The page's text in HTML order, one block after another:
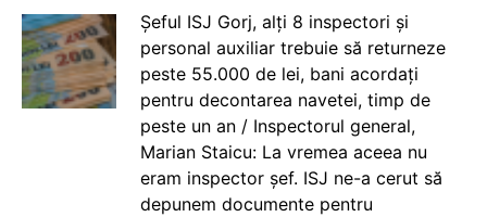
Șeful ISJ Gorj, alți 8 inspectori și
personal auxiliar trebuie să returneze
peste 55.000 de lei, bani acordați
pentru decontarea navetei, timp de
peste un an / Inspectorul general,
Marian Staicu: La vremea aceea nu
eram inspector șef. ISJ ne-a cerut să
depunem documente pentru